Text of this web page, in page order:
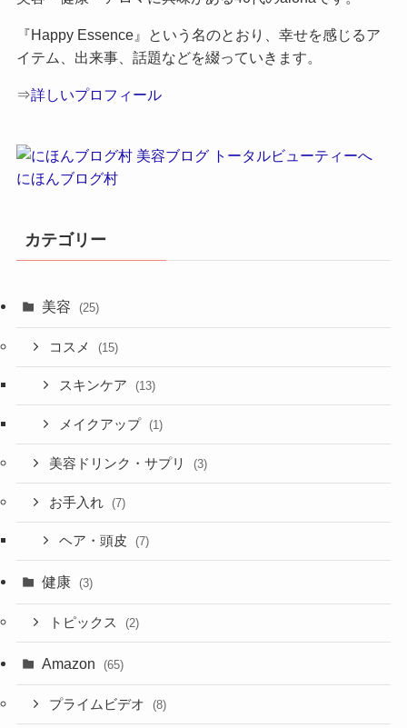
『Happy Essence』という名のとおり、幸せを感じるア
イテム、出来事、話題などを綴っていきます。
⇒詳しいプロフィール
にほんブログ村
カテゴリー
美容 (25)
コスメ (15)
スキンケア (13)
メイクアップ (1)
美容ドリンク・サプリ (3)
お手入れ (7)
ヘア・頭皮 (7)
健康 (3)
トピックス (2)
Amazon (65)
プライムビデオ (8)